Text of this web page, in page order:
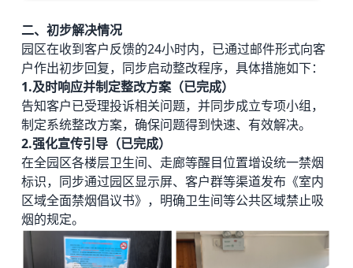
二、初步解决情况
园区在收到客户反馈的24小时内，已通过邮件形式向客
户作出初步回复，同步启动整改程序，具体措施如下：
1.及时响应并制定整改方案（已完成）
告知客户已受理投诉相关问题，并同步成立专项小组，
制定系统整改方案，确保问题得到快速、有效解决。
2.强化宣传引导（已完成）
在全园区各楼层卫生间、走廊等醒目位置增设统一禁烟
标识，同步通过园区显示屏、客户群等渠道发布《室内
区域全面禁烟倡议书》，明确卫生间等公共区域禁止吸
烟的规定。